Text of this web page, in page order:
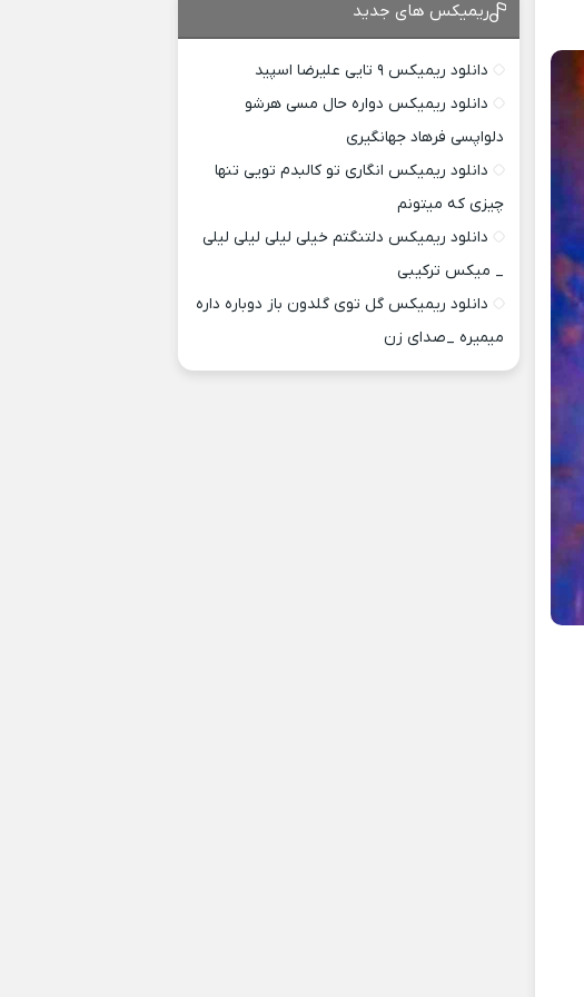
ریمیکس های جدید
دانلود ریمیکس ۹ تایی علیرضا اسپید
دانلود ریمیکس دواره حال مسی هرشو
دلواپسی فرهاد جهانگیری
دانلود ریمیکس انگاری تو کالبدم تویی تنها
چیزی که میتونم
دانلود ریمیکس دلتنگتم خیلی لیلی لیلی لیلی
_ میکس ترکیبی
دانلود ریمیکس گل توی گلدون باز دوباره داره
میمیره _صدای زن